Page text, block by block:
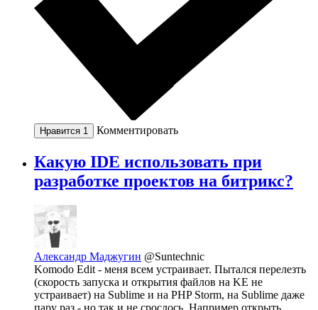
Нравится 1 Комментировать
Какую IDE использовать при
разработке проектов на битрикс?
Александр Маджугин @Suntechnic
Komodo Edit - меня всем устраивает. Пытался перелезть
(скорость запуска и открытия файлов на KE не
устраивает) на Sublime и на PHP Storm, на Sublime даже
пару раз - но так и не срослось. Например открыть